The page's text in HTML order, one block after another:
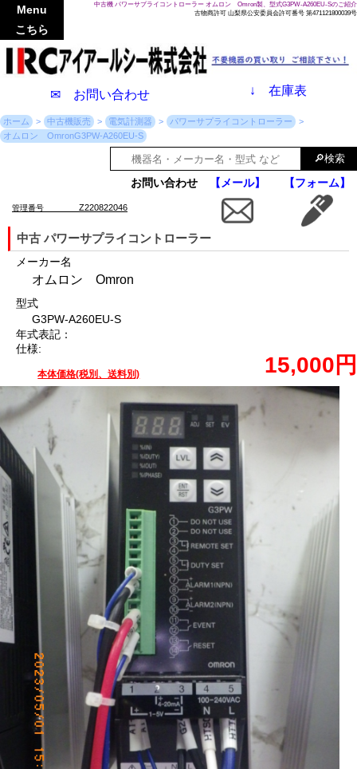
中古機 パワーサプライコントローラー オムロン Omron製、型式G3PW-A260EU-Sのご紹介
古物商許可 山梨県公安委員会許可番号 第471121800039号
✉ お問い合わせ ↓ 在庫表
Menu
こちら
ホーム 中古機販売 電気計測器
パワーサプライコントローラー
オムロン OmronG3PW-A260EU-S
お問い合わせ 【メール】 【フォーム】
管理番号 Z220822046
中古 パワーサプライコントローラー
メーカー名
オムロン Omron
型式
G3PW-A260EU-S
年式表記：
仕様:
本体価格(税別、送料別) 15,000円